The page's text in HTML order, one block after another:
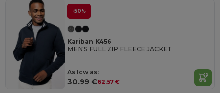
-50%
Kariban K456
MEN'S FULL ZIP FLEECE JACKET
As low as:
30.99 €62.57 €